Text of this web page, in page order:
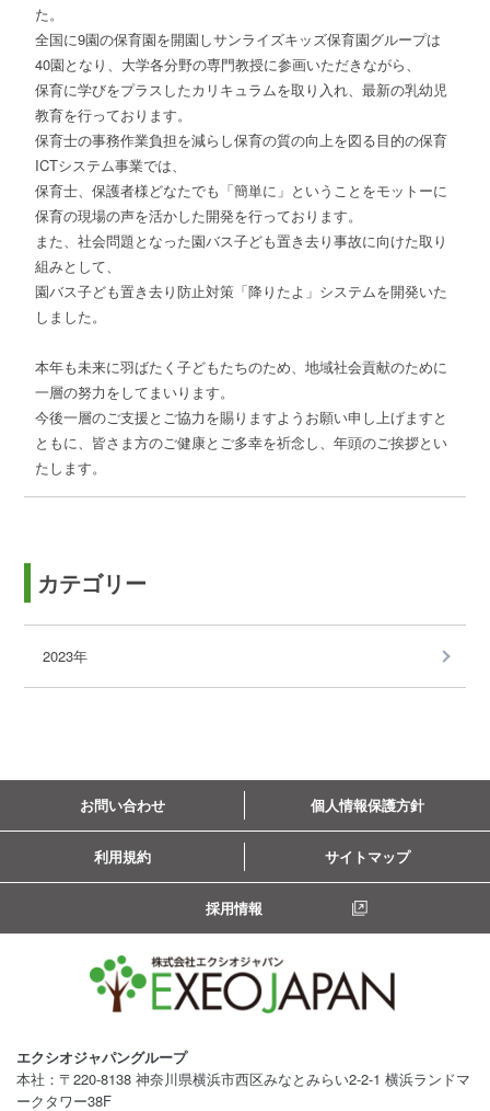
た。
全国に9園の保育園を開園しサンライズキッズ保育園グループは
40園となり、大学各分野の専門教授に参画いただきながら、
保育に学びをプラスしたカリキュラムを取り入れ、最新の乳幼児
教育を行っております。
保育士の事務作業負担を減らし保育の質の向上を図る目的の保育
ICTシステム事業では、
保育士、保護者様どなたでも「簡単に」ということをモットーに
保育の現場の声を活かした開発を行っております。
また、社会問題となった園バス子ども置き去り事故に向けた取り
組みとして、
園バス子ども置き去り防止対策「降りたよ」システムを開発いた
しました。
本年も未来に羽ばたく子どもたちのため、地域社会貢献のために
一層の努力をしてまいります。
今後一層のご支援とご協力を賜りますようお願い申し上げますと
ともに、皆さま方のご健康とご多幸を祈念し、年頭のご挨拶とい
たします。
カテゴリー
2023年
お問い合わせ 個人情報保護方針
利用規約 サイトマップ
採用情報
エクシオジャパングループ
本社：〒220-8138 神奈川県横浜市西区みなとみらい2-2-1 横浜ランドマ
ークタワー38F